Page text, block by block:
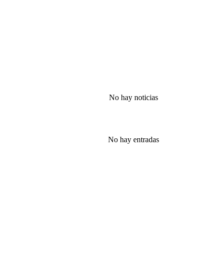
No hay noticias
No hay entradas